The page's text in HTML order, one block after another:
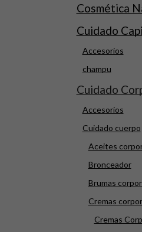
Cosmética
Cuidado
Accesorios
champu
Cuidado
Accesorios
Cuidado cuerpo
Aceites
Bronceador
Brumas
Cremas
Cremas